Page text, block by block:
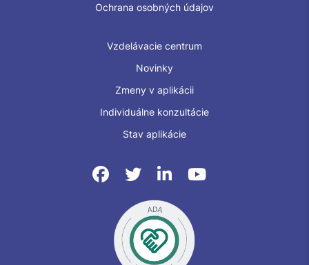
Ochrana osobných údajov
Vzdelávacie centrum
Novinky
Zmeny v aplikácii
Individuálne konzultácie
Stav aplikácie